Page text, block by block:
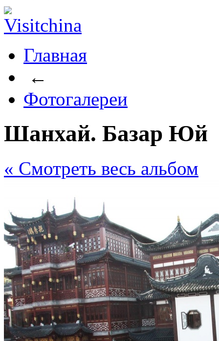
Главная
←
Фотогалереи
Шанхай. Базар Юй
« Cмотреть весь альбом